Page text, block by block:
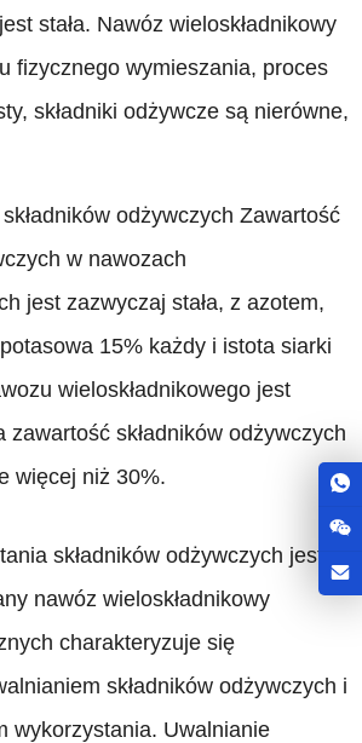
stała. Nawóz wieloskładnikowy
fizycznego wymieszania, proces
składniki odżywcze są nierówne,
odżywczych Zawartość
w nawozach
jest zazwyczaj stała, z azotem,
15% każdy i istota siarki
wieloskładnikowego jest
zawartość składników odżywczych
więcej niż 30%.
składników odżywczych jest
nawóz wieloskładnikowy
charakteryzuje się
składników odżywczych i
wykorzystania. Uwalnianie